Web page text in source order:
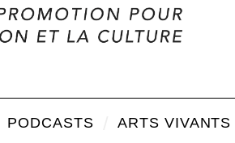
PODCASTS ARTS VIVANTS